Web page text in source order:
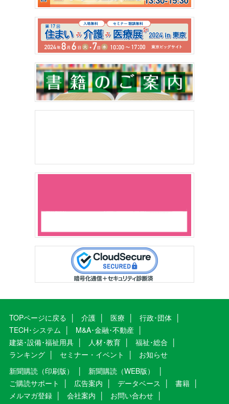
TOPページに戻る 介護 医療
行政･団体
TECH･システム
M&A･金融･不動産
建築･設備･福祉用具
人材･教育
福祉･総合
ランキング
セミナー・イベント
お知らせ
新聞購読（印刷版）
新聞購読（WEB版）
ご購読サポート
広告案内 データベース
書籍
メルマガ登録
会社案内
お問い合わせ